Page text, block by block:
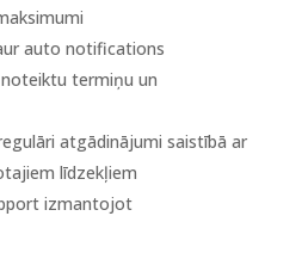
auto notifications
termiņu un
atgādinājumi saistībā ar
līdzekļiem
izmantojot